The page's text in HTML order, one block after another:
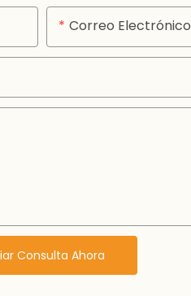
Correo Electrónico
Consulta Ahora